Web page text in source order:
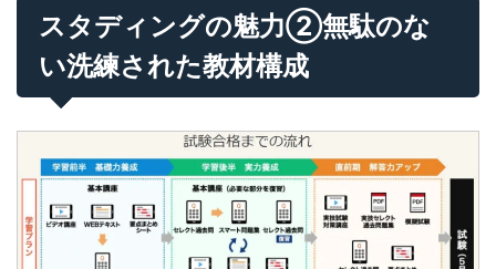
スタディングの魅力②無駄のな
い洗練された教材構成